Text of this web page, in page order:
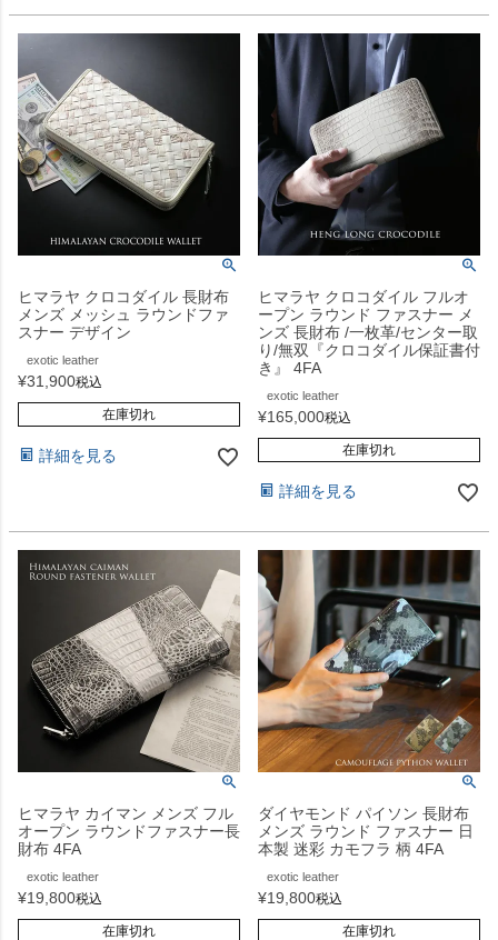
ヒマラヤ クロコダイル 長財布
メンズ メッシュ ラウンドファ
スナー デザイン
exotic leather
¥31,900税込
在庫切れ
詳細を見る
ヒマラヤ クロコダイル フルオ
ープン ラウンド ファスナー メ
ンズ 長財布 /一枚革/センター取
り/無双『クロコダイル保証書付
き』 4FA
exotic leather
¥165,000税込
在庫切れ
詳細を見る
ヒマラヤ カイマン メンズ フル
オープン ラウンドファスナー長
財布 4FA
exotic leather
¥19,800税込
在庫切れ
ダイヤモンド パイソン 長財布
メンズ ラウンド ファスナー 日
本製 迷彩 カモフラ 柄 4FA
exotic leather
¥19,800税込
在庫切れ